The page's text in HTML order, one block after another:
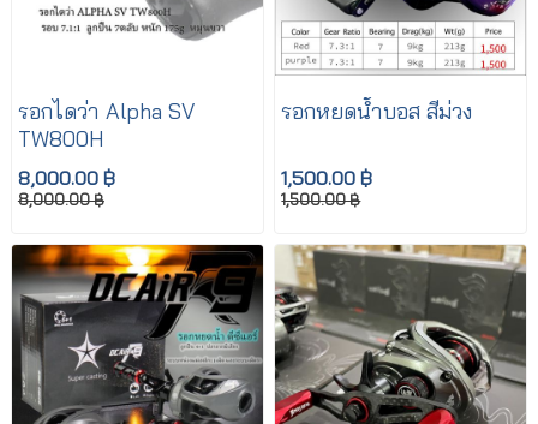
รอกไดว่า Alpha SV
TW800H
8,000.00 ฿
8,000.00 ฿
รอกหยดน้ำบอส สีม่วง
1,500.00 ฿
1,500.00 ฿